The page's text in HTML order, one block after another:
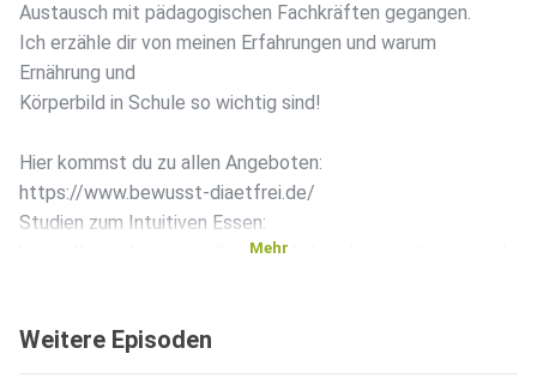
Austausch mit pädagogischen Fachkräften gegangen.
Ich erzähle dir von meinen Erfahrungen und warum
Ernährung und
Körperbild in Schule so wichtig sind!
Hier kommst du zu allen Angeboten:
https://www.bewusst-diaetfrei.de/
Studien zum Intuitiven Essen:
https://www.bewusst-diaetfrei.de/studien-intuitiv-essen/
Hier findest du mich auf Instagram:
Mehr
Weitere Episoden